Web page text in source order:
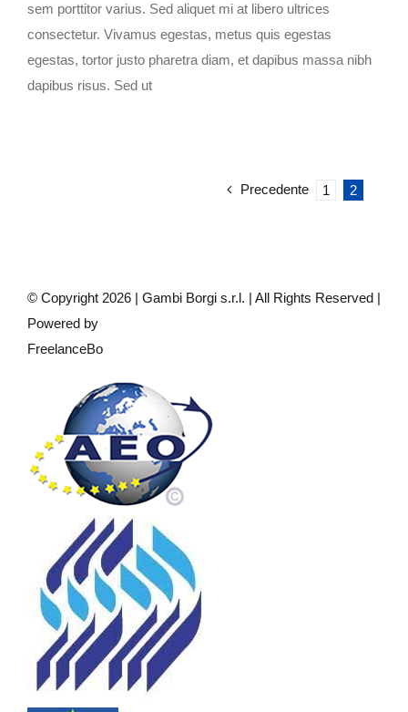
sem porttitor varius. Sed aliquet mi at libero ultrices
consectetur. Vivamus egestas, metus quis egestas
egestas, tortor justo pharetra diam, et dapibus massa nibh
dapibus risus. Sed ut
Precedente 1 2
© Copyright 2026 | Gambi Borgi s.r.l. | All Rights Reserved |
Powered by
FreelanceBo